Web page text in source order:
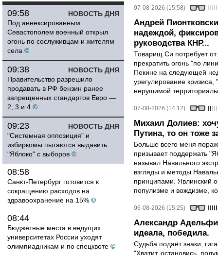
НОВОСТЬ ДНЯ
09:58
Под аннексированным
Севастополем военный открыл
огонь по сослуживцам и жителям
села ©
НОВОСТЬ ДНЯ
09:38
Правительство разрешило
продавать в РФ бензин ранее
запрещенных стандартов Евро —
2, 3 и 4 ©
НОВОСТЬ ДНЯ
09:23
"Системная оппозиция" и
избиркомы пытаются выдавить
"Яблоко" с выборов ©
08:58
Санкт-Петербург готовится к
сокращению расходов на
здравоохранение на 15% ©
08:44
Бюджетные места в ведущих
университетах России уходят
олимпиадникам и по спецквоте ©
07-08-2026 (15:58)
Андрей
надеждой,
руководства КНР...
Товарищ Си потребует
прекратить огонь "по
Пекине на следующей
урегулирование
нерушимой
07-08-2026 (14:12)
Михаил Долиев:
Путина, то он тоже
Больше всего меня
призывает поддержать
называл Навального
взгляды и методы
принципами. Явлинский
популизме и вождизме,
06-08-2026 (15:25)
Александр
идеала, победила.
Судьба подаёт знаки,
"Хватит, остановись,